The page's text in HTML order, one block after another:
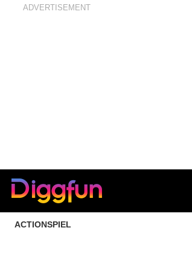
ADVERTISEMENT
ACTIONSPIEL